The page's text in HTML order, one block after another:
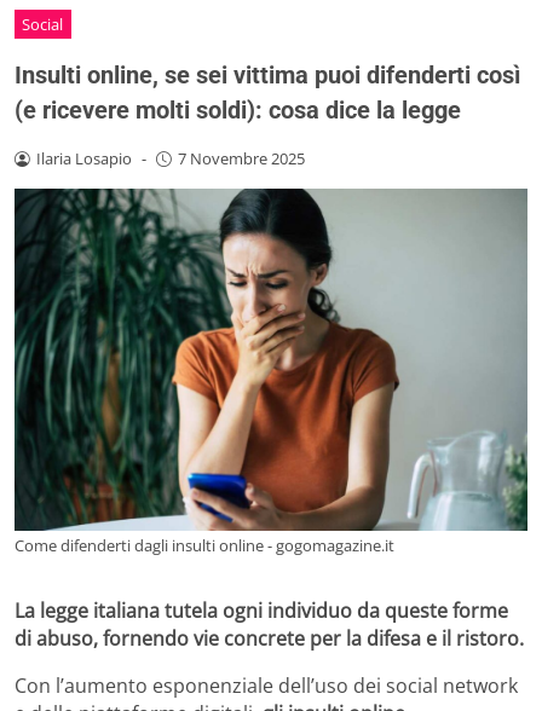
Social
Insulti online, se sei vittima puoi difenderti così
(e ricevere molti soldi): cosa dice la legge
Ilaria Losapio - 7 Novembre 2025
Come difenderti dagli insulti online - gogomagazine.it
La legge italiana tutela ogni individuo da queste forme
di abuso, fornendo vie concrete per la difesa e il ristoro.
Con l’aumento esponenziale dell’uso dei social network